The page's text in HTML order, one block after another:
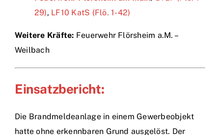
29), LF10 KatS (Flö. 1-42)
Weitere Kräfte: Feuerwehr Flörsheim a.M. –
Weilbach
Einsatzbericht:
Die Brandmeldeanlage in einem Gewerbeobjekt
hatte ohne erkennbaren Grund ausgelöst. Der